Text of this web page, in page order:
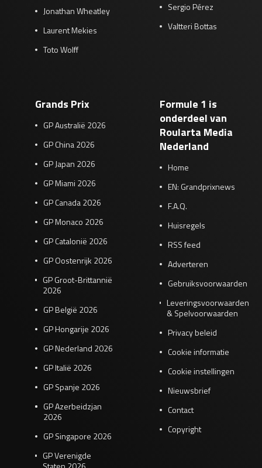
Jonathan Wheatley
Laurent Mekies
Toto Wolff
Sergio Pérez
Valtteri Bottas
Grands Prix
GP Australië 2026
GP China 2026
GP Japan 2026
GP Miami 2026
GP Canada 2026
GP Monaco 2026
GP Catalonië 2026
GP Oostenrijk 2026
GP Groot-Brittannië
2026
GP België 2026
GP Hongarije 2026
GP Nederland 2026
GP Italië 2026
GP Spanje 2026
GP Azerbeidzjan
2026
GP Singapore 2026
GP Verenigde
Formule 1 is
onderdeel van
Roularta Media
Nederland
Home
EN: Grandprixnews
F.A.Q.
Huisregels
RSS feed
Adverteren
Gebruiksvoorwaarden
Leveringsvoorwaarden
& Spelvoorwaarden
Privacy beleid
Cookie informatie
Cookie instellingen
Nieuwsbrief
Contact
Copyright